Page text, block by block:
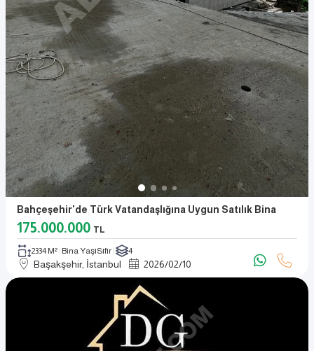
Bahçeşehir'de Türk Vatandaşlığına Uygun Satılık Bina
175.000.000 TL
2334 M² Bina YaşıSıfır 4
Başakşehir, İstanbul 2026/02/10